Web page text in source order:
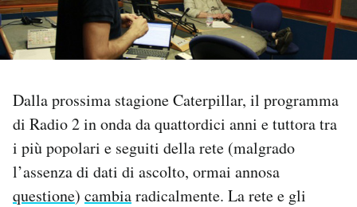
PODCAST
I MIEI PREFERITI
SHOP
Dalla prossima stagione Caterpillar, il programma
di Radio 2 in onda da quattordici anni e tuttora tra
i più popolari e seguiti della rete (malgrado
l’assenza di dati di ascolto, ormai annosa
questione) cambiaradicalmente. La rete e gli